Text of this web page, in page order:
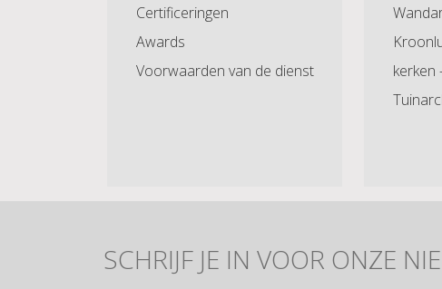
Certificeringen
Awards
Voorwaarden van de dienst
kerken
SCHRIJF JE IN VOOR ONZE